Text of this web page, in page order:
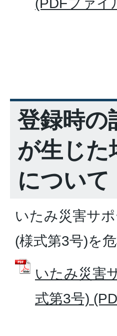
(PDFファイ
登録時の
が生じた
について
いたみ災害サ
(様式第3号)を
いたみ災害
式第3号)